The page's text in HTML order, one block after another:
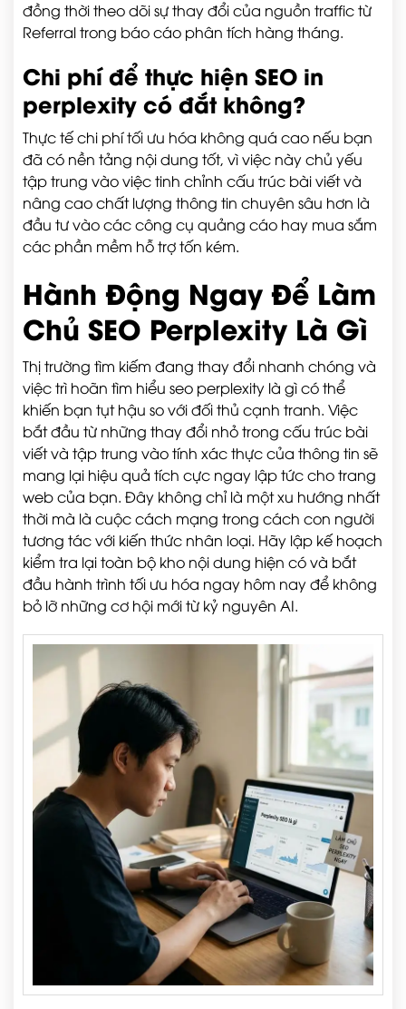
đồng thời theo dõi sự thay đổi của nguồn traffic từ
Referral trong báo cáo phân tích hàng tháng.
Chi phí để thực hiện SEO in
perplexity có đắt không?
Thực tế chi phí tối ưu hóa không quá cao nếu bạn
đã có nền tảng nội dung tốt, vì việc này chủ yếu
tập trung vào việc tinh chỉnh cấu trúc bài viết và
nâng cao chất lượng thông tin chuyên sâu hơn là
đầu tư vào các công cụ quảng cáo hay mua sắm
các phần mềm hỗ trợ tốn kém.
Hành Động Ngay Để Làm
Chủ SEO Perplexity Là Gì
Thị trường tìm kiếm đang thay đổi nhanh chóng và
việc trì hoãn tìm hiểu seo perplexity là gì có thể
khiến bạn tụt hậu so với đối thủ cạnh tranh. Việc
bắt đầu từ những thay đổi nhỏ trong cấu trúc bài
viết và tập trung vào tính xác thực của thông tin sẽ
mang lại hiệu quả tích cực ngay lập tức cho trang
web của bạn. Đây không chỉ là một xu hướng nhất
thời mà là cuộc cách mạng trong cách con người
tương tác với kiến thức nhân loại. Hãy lập kế hoạch
kiểm tra lại toàn bộ kho nội dung hiện có và bắt
đầu hành trình tối ưu hóa ngay hôm nay để không
bỏ lỡ những cơ hội mới từ kỷ nguyên AI.